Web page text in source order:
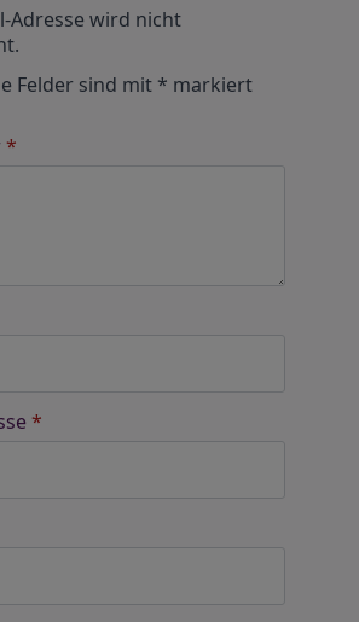
Adresse wird nicht
Felder sind mit* markiert
*
*